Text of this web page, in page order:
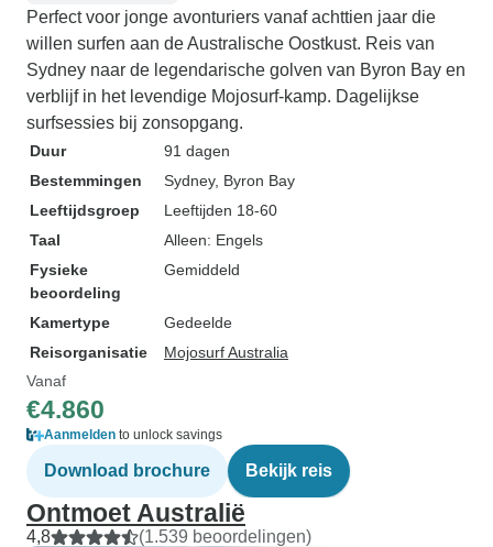
Perfect voor jonge avonturiers vanaf achttien jaar die
willen surfen aan de Australische Oostkust. Reis van
Sydney naar de legendarische golven van Byron Bay en
verblijf in het levendige Mojosurf-kamp. Dagelijkse
surfsessies bij zonsopgang.
Duur
91 dagen
Bestemmingen
Sydney, Byron Bay
Leeftijdsgroep
Leeftijden 18-60
Taal
Alleen: Engels
Fysieke
beoordeling
Gemiddeld
Kamertype
Gedeelde
Reisorganisatie
Mojosurf Australia
Vanaf
€4.860
Aanmelden to unlock savings
Download brochure Bekijk reis
Ontmoet Australië
4,8 (1.539 beoordelingen)